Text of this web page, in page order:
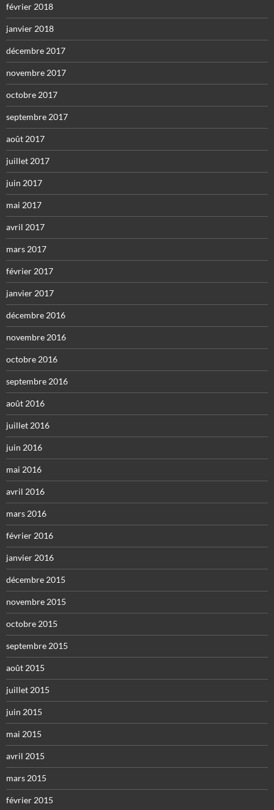
février 2018
janvier 2018
décembre 2017
novembre 2017
octobre 2017
septembre 2017
août 2017
juillet 2017
juin 2017
mai 2017
avril 2017
mars 2017
février 2017
janvier 2017
décembre 2016
novembre 2016
octobre 2016
septembre 2016
août 2016
juillet 2016
juin 2016
mai 2016
avril 2016
mars 2016
février 2016
janvier 2016
décembre 2015
novembre 2015
octobre 2015
septembre 2015
août 2015
juillet 2015
juin 2015
mai 2015
avril 2015
mars 2015
février 2015